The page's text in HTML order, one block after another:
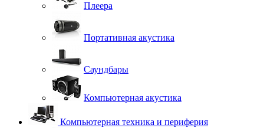
Плеера
Портативная акустика
Саундбары
Компьютерная акустика
Компьютерная техника и периферия